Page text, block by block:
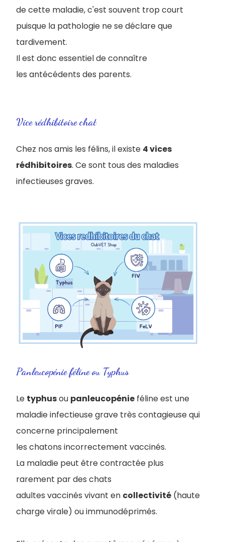
de cette maladie, c'est souvent trop court
puisque la pathologie ne se déclare que
tardivement.
Il est donc essentiel de connaître
les antécédents des parents.
Vice rédhibitoire chat
Chez nos amis les félins, il existe 4 vices
rédhibitoires. Ce sont tous des maladies
infectieuses graves.
Panleucopénie féline ou Typhus
Le typhusou panleucopénie féline est une
maladie infectieuse grave très contagieuse qui
concerne principalement
les chatons incorrectement vaccinés.
La maladie peut être contractée plus
rarement par des chats
adultes vaccinés vivant en collectivité (haute
charge virale) ou immunodéprimés.